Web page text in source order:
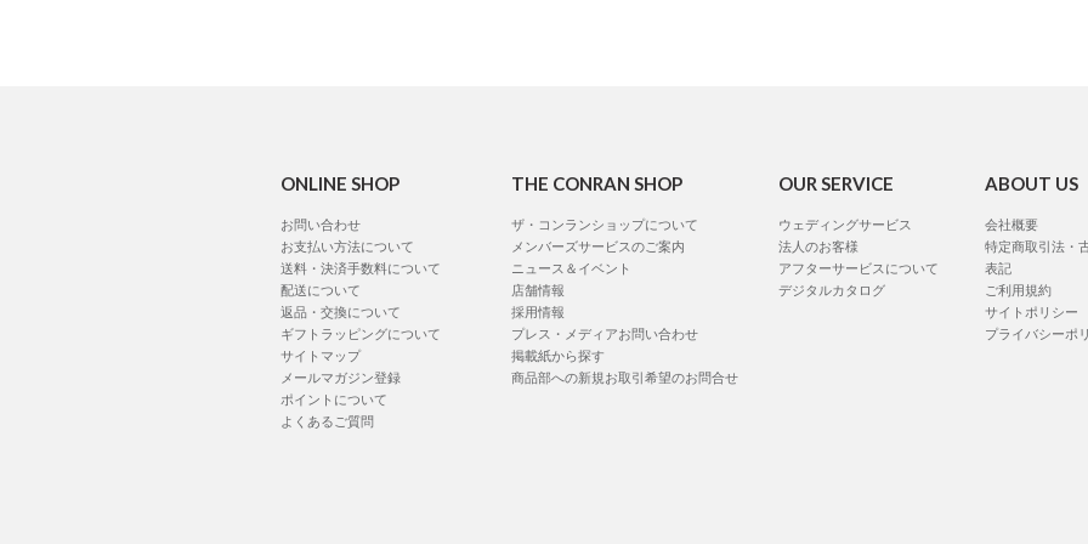
ONLINE SHOP
お問い合わせ
お支払い方法について
送料・決済手数料について
配送について
返品・交換について
ギフトラッピングについて
サイトマップ
メールマガジン登録
ポイントについて
よくあるご質問
THE CONRAN SHOP
ザ・コンランショップについて
メンバーズサービスのご案内
ニュース＆イベント
店舗情報
採用情報
プレス・メディアお問い合わせ
掲載紙から探す
商品部への新規お取引希望のお問合せ
OUR SERVICE
ウェディングサービス
法人のお客様
アフターサービスについて
デジタルカタログ
ABOUT US
会社概要
特定商取引法・
表記
ご利用規約
サイトポリシー
プライバシーポ